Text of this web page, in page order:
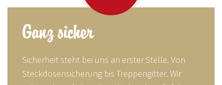
Ganz sicher
Sicherheit steht bei uns an erster Stelle. Von
Steckdosensicherung bis Treppengitter. Wir